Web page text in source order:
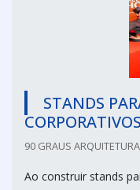
STANDS
CORPORATIVOS
90 GRAUS
Ao construir stands